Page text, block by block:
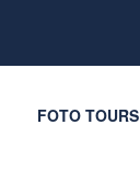
FOTO TOURS